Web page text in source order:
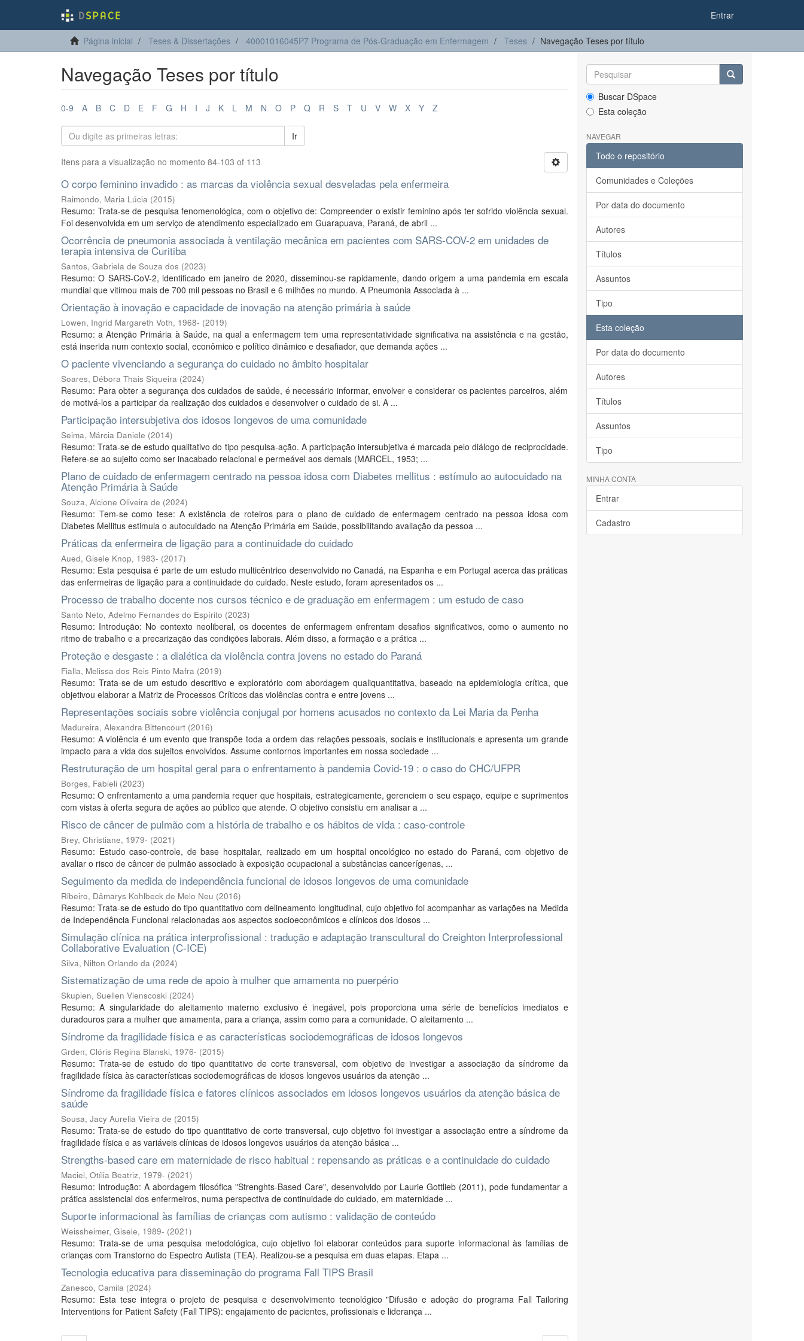
Entrar
Página inicial Teses & Dissertações 40001016045P7 Programa de Pós-Graduação em Enfermagem Teses Navegação Teses por título
Navegação Teses por título
0-9 A B C D E F G H I J K L M N O P Q R S T U V W X Y Z
Ir
Itens para a visualização no momento 84-103 of 113
O corpo feminino invadido : as marcas da violência sexual desveladas pela enfermeira
Raimondo, Maria Lúcia (2015)
Resumo: Trata-se de pesquisa fenomenológica, com o objetivo de: Compreender o existir feminino após ter sofrido violência sexual.
Foi desenvolvida em um serviço de atendimento especializado em Guarapuava, Paraná, de abril ...
Ocorrência de pneumonia associada à ventilação mecânica em pacientes com SARS-COV-2 em unidades de
terapia intensiva de Curitiba
Santos, Gabriela de Souza dos (2023)
Resumo: O SARS-CoV-2, identificado em janeiro de 2020, disseminou-se rapidamente, dando origem a uma pandemia em escala
mundial que vitimou mais de 700 mil pessoas no Brasil e 6 milhões no mundo. A Pneumonia Associada à ...
Orientação à inovação e capacidade de inovação na atenção primária à saúde
Lowen, Ingrid Margareth Voth, 1968- (2019)
Resumo: a Atenção Primária à Saúde, na qual a enfermagem tem uma representatividade significativa na assistência e na gestão,
está inserida num contexto social, econômico e político dinâmico e desafiador, que demanda ações ...
O paciente vivenciando a segurança do cuidado no âmbito hospitalar
Soares, Débora Thais Siqueira (2024)
Resumo: Para obter a segurança dos cuidados de saúde, é necessário informar, envolver e considerar os pacientes parceiros, além
de motivá-los a participar da realização dos cuidados e desenvolver o cuidado de si. A ...
Participação intersubjetiva dos idosos longevos de uma comunidade
Seima, Márcia Daniele (2014)
Resumo: Trata-se de estudo qualitativo do tipo pesquisa-ação. A participação intersubjetiva é marcada pelo diálogo de reciprocidade.
Refere-se ao sujeito como ser inacabado relacional e permeável aos demais (MARCEL, 1953; ...
Plano de cuidado de enfermagem centrado na pessoa idosa com Diabetes mellitus : estímulo ao autocuidado na
Atenção Primária à Saúde
Souza, Alcione Oliveira de (2024)
Resumo: Tem-se como tese: A existência de roteiros para o plano de cuidado de enfermagem centrado na pessoa idosa com
Diabetes Mellitus estimula o autocuidado na Atenção Primária em Saúde, possibilitando avaliação da pessoa ...
Práticas da enfermeira de ligação para a continuidade do cuidado
Aued, Gisele Knop, 1983- (2017)
Resumo: Esta pesquisa é parte de um estudo multicêntrico desenvolvido no Canadá, na Espanha e em Portugal acerca das práticas
das enfermeiras de ligação para a continuidade do cuidado. Neste estudo, foram apresentados os ...
Processo de trabalho docente nos cursos técnico e de graduação em enfermagem : um estudo de caso
Santo Neto, Adelmo Fernandes do Espírito (2023)
Resumo: Introdução: No contexto neoliberal, os docentes de enfermagem enfrentam desafios significativos, como o aumento no
ritmo de trabalho e a precarização das condições laborais. Além disso, a formação e a prática ...
Proteção e desgaste : a dialética da violência contra jovens no estado do Paraná
Fialla, Melissa dos Reis Pinto Mafra (2019)
Resumo: Trata-se de um estudo descritivo e exploratório com abordagem qualiquantitativa, baseado na epidemiologia crítica, que
objetivou elaborar a Matriz de Processos Críticos das violências contra e entre jovens ...
Representações sociais sobre violência conjugal por homens acusados no contexto da Lei Maria da Penha
Madureira, Alexandra Bittencourt (2016)
Resumo: A violência é um evento que transpõe toda a ordem das relações pessoais, sociais e institucionais e apresenta um grande
impacto para a vida dos sujeitos envolvidos. Assume contornos importantes em nossa sociedade ...
Restruturação de um hospital geral para o enfrentamento à pandemia Covid-19 : o caso do CHC/UFPR
Borges, Fabieli (2023)
Resumo: O enfrentamento a uma pandemia requer que hospitais, estrategicamente, gerenciem o seu espaço, equipe e suprimentos
com vistas à oferta segura de ações ao público que atende. O objetivo consistiu em analisar a ...
Risco de câncer de pulmão com a história de trabalho e os hábitos de vida : caso-controle
Brey, Christiane, 1979- (2021)
Resumo: Estudo caso-controle, de base hospitalar, realizado em um hospital oncológico no estado do Paraná, com objetivo de
avaliar o risco de câncer de pulmão associado à exposição ocupacional a substâncias cancerígenas, ...
Seguimento da medida de independência funcional de idosos longevos de uma comunidade
Ribeiro, Dâmarys Kohlbeck de Melo Neu (2016)
Resumo: Trata-se de estudo do tipo quantitativo com delineamento longitudinal, cujo objetivo foi acompanhar as variações na Medida
de Independência Funcional relacionadas aos aspectos socioeconômicos e clínicos dos idosos ...
Simulação clínica na prática interprofissional : tradução e adaptação transcultural do Creighton Interprofessional
Collaborative Evaluation (C-ICE)
Silva, Nilton Orlando da (2024)
Sistematização de uma rede de apoio à mulher que amamenta no puerpério
Skupien, Suellen Vienscoski (2024)
Resumo: A singularidade do aleitamento materno exclusivo é inegável, pois proporciona uma série de benefícios imediatos e
duradouros para a mulher que amamenta, para a criança, assim como para a comunidade. O aleitamento ...
Síndrome da fragilidade física e as características sociodemográficas de idosos longevos
Grden, Clóris Regina Blanski, 1976- (2015)
Resumo: Trata-se de estudo do tipo quantitativo de corte transversal, com objetivo de investigar a associação da síndrome da
fragilidade física às características sociodemográficas de idosos longevos usuários da atenção ...
Síndrome da fragilidade física e fatores clínicos associados em idosos longevos usuários da atenção básica de
saúde
Sousa, Jacy Aurelia Vieira de (2015)
Resumo: Trata-se de estudo do tipo quantitativo de corte transversal, cujo objetivo foi investigar a associação entre a síndrome da
fragilidade física e as variáveis clínicas de idosos longevos usuários da atenção básica ...
Strengths-based care em maternidade de risco habitual : repensando as práticas e a continuidade do cuidado
Maciel, Otília Beatriz, 1979- (2021)
Resumo: Introdução: A abordagem filosófica "Strenghts-Based Care", desenvolvido por Laurie Gottlieb (2011), pode fundamentar a
prática assistencial dos enfermeiros, numa perspectiva de continuidade do cuidado, em maternidade ...
Suporte informacional às famílias de crianças com autismo : validação de conteúdo
Weissheimer, Gisele, 1989- (2021)
Resumo: Trata-se de uma pesquisa metodológica, cujo objetivo foi elaborar conteúdos para suporte informacional às famílias de
crianças com Transtorno do Espectro Autista (TEA). Realizou-se a pesquisa em duas etapas. Etapa ...
Tecnologia educativa para disseminação do programa Fall TIPS Brasil
Zanesco, Camila (2024)
Resumo: Esta tese integra o projeto de pesquisa e desenvolvimento tecnológico "Difusão e adoção do programa Fall Tailoring
Interventions for Patient Safety (Fall TIPS): engajamento de pacientes, profissionais e liderança ...
Buscar DSpace
Esta coleção
NAVEGAR
Todo o repositório
Comunidades e Coleções
Por data do documento
Autores
Títulos
Assuntos
Tipo
Esta coleção
Por data do documento
Autores
Títulos
Assuntos
Tipo
MINHA CONTA
Entrar
Cadastro